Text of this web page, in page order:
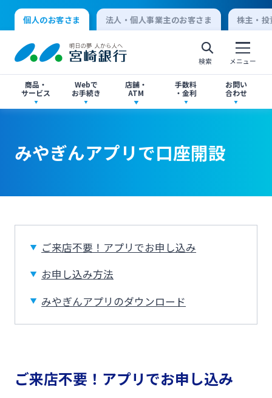
個人のお客さま 法人・個人事業主のお客さま 株主・
検索 メニュー
商品・
サービス
Webで
お手続き
店舗・
ATM
手数料
・金利
お問い
合わせ
保険
外国為替
定期的なお客さま情報ご提供のお願い
閉じる
チャットで相談
個人向けインターネットバンキング
ログオン
法人向けインターネットバンキング
ログオン
みやぎんMikatanoシリーズ
みやぎんアプリで口座開設
ご来店不要！アプリでお申し込み
お申し込み方法
みやぎんアプリのダウンロード
ご来店不要！アプリでお申し込み